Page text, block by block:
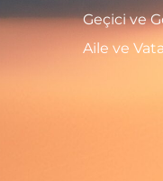
Geçici ve
Aile ve